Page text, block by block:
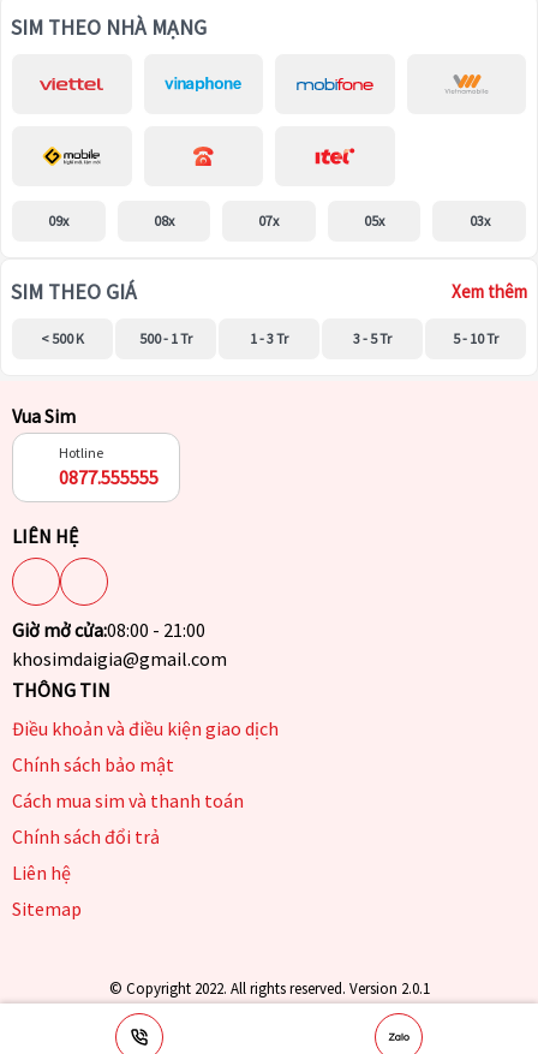
SIM THEO NHÀ MẠNG
09x 08x 07x 05x 03x
SIM THEO GIÁ Xem thêm
< 500 K 500 - 1 Tr 1 - 3 Tr 3 - 5 Tr 5 - 10 Tr
Vua Sim
Hotline
0877.555555
LIÊN HỆ
Giờ mở cửa:08:00 - 21:00
khosimdaigia@gmail.com
THÔNG TIN
Điều khoản và điều kiện giao dịch
Chính sách bảo mật
Cách mua sim và thanh toán
Chính sách đổi trả
Liên hệ
Sitemap
© Copyright 2022. All rights reserved. Version 2.0.1